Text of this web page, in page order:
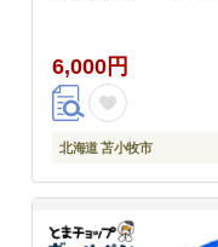
6,000円
北海道 苫小牧市